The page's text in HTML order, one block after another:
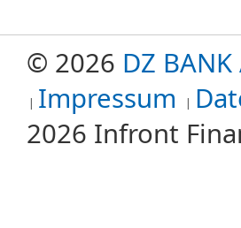
© 2026 DZ BANK
Impressum
2026 Infront